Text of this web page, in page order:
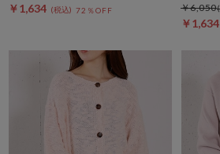
￥1,634 72％OFF
￥1,634
￥6,050